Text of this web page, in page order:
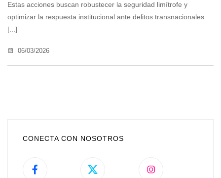
Estas acciones buscan robustecer la seguridad limítrofe y
optimizar la respuesta institucional ante delitos transnacionales
[...]
06/03/2026
CONECTA CON NOSOTROS